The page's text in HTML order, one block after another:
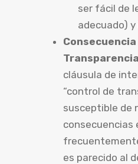
ser fácil de
adecuado)
cláusula de
“control de
susceptible de
consecuencias
es parecido al